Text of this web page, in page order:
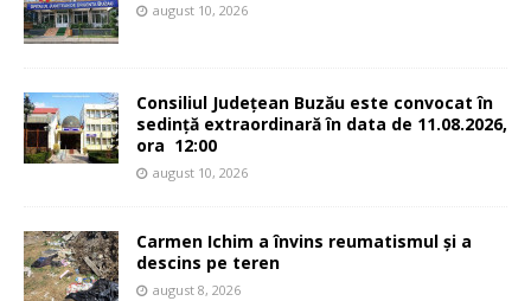
august 10, 2026
Consiliul Județean Buzău este convocat în
sedință extraordinară în data de 11.08.2026,
ora 12:00
august 10, 2026
Carmen Ichim a învins reumatismul și a
descins pe teren
august 8, 2026